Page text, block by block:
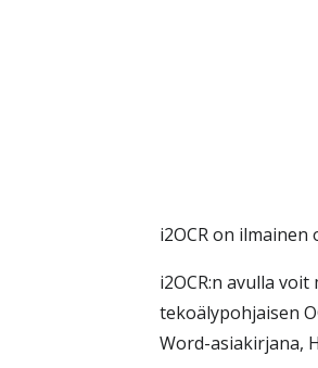
i2OCR on
i2OCR:n avulla
tekoälypohjaisen
Word-asiakirjana,